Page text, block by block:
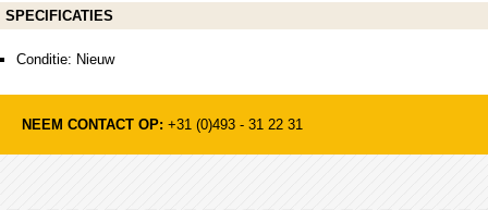
SPECIFICATIES
Conditie: Nieuw
NEEM CONTACT OP: +31 (0)493 - 31 22 31